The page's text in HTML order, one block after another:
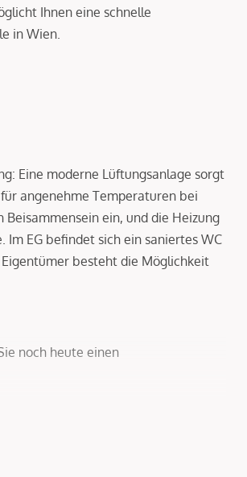
Ihnen eine schnelle
in Wien.
Eine moderne Lüftungsanlage sorgt
angenehme Temperaturen bei
ein, und die Heizung
EG befindet sich ein saniertes WC
besteht die Möglichkeit
noch heute einen
zu vermittelnden Dritten ein